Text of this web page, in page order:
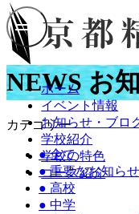
ホーム
イベント情報
お知らせ・ブロ
学校紹介
学校の特色
コース紹介
NEWS お
カテゴリー
●全て
●重要なお知らせ
● 高校
● 中学